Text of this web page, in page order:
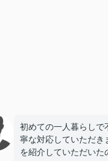
初めての一人暮らしで
寧な対応していただき
を紹介していただいた